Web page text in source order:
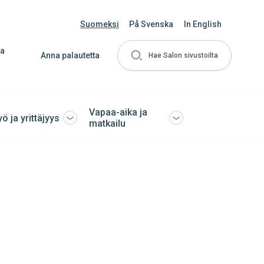
Suomeksi På Svenska In English
Anna palautetta Hae Salon sivustoilta
ja yrittäjyys Avaa
Vapaa-aika ja
matkailu
Avaa